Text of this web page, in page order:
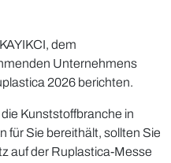
dem
Unternehmens
2026 berichten.
Kunststoffbranche in
für Sie bereithält, sollten Sie
auf der Ruplastica-Messe